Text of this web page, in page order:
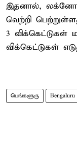
இதனால், லக்னோ
வெற்றி
3 விக்கெட்டுகள்
விக்கெட்டுகள்
பெங்களூரு Bengaluru